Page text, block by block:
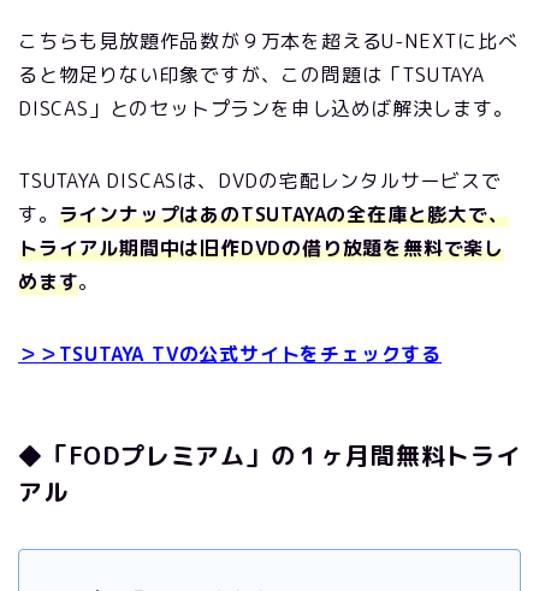
こちらも見放題作品数が９万本を超えるU-NEXTに比べ
ると物足りない印象ですが、この問題は「TSUTAYA
DISCAS」とのセットプランを申し込めば解決します。
TSUTAYA DISCASは、DVDの宅配レンタルサービスで
す。 ラインナップはあのTSUTAYAの全在庫と膨大で、
トライアル期間中は旧作DVDの借り放題を無料で楽し
めます。
＞＞TSUTAYA TVの公式サイトをチェックする
◆「FODプレミアム」の１ヶ月間無料トライ
アル